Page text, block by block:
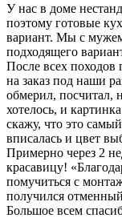
У нас в доме
поэтому готовые
вариант. Мы с
подходящего
После всех
на заказ под наши
обмерил, посчитал,
хотелось, и
скажу, что это
вписалась и цвет
Примерно через 2
красавицу!
помучиться с
получился
Большое всем